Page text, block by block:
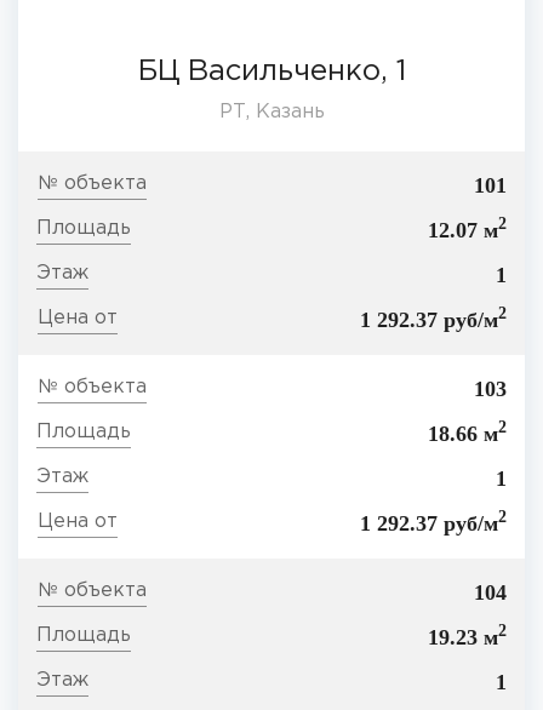
БЦ Васильченко, 1
РТ, Казань
101
12.07 м2
1
1 292.37 руб/м2
103
18.66 м2
1
1 292.37 руб/м2
104
19.23 м2
1